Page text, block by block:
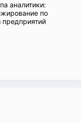
аналитики:
по
предприятий